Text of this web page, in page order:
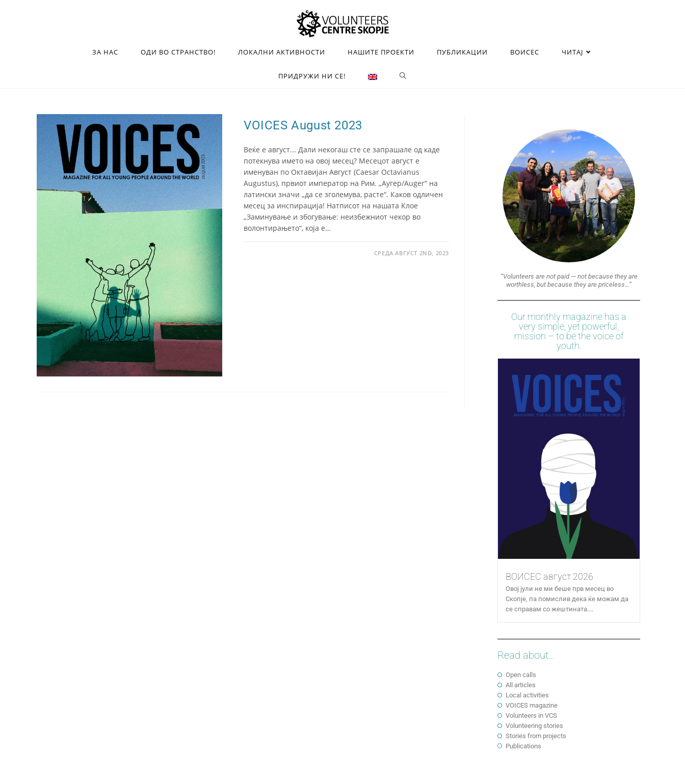
ЗА НАС ОДИ ВО СТРАНСТВО! ЛОКАЛНИ АКТИВНОСТИ НАШИТЕ ПРОЕКТИ ПУБЛИКАЦИИ ВОИСЕС ЧИТАЈ
ПРИДРУЖИ НИ СЕ!
VOICES August 2023
Веќе е август... Дали некогаш сте се запрашале од каде
потекнува името на овој месец? Месецот август е
именуван по Октавијан Август (Caesar Octavianus
Augustus), првиот император на Рим. „Аугер/Auger“ на
латински значи „да се зголемува, расте“. Каков одличен
месец за инспирација! Натписот на нашата Клое
„Заминување и збогување: неизбежниот чекор во
волонтирањето“, која е…
СРЕДА АВГУСТ 2ND, 2023
“Volunteers are not paid — not because they are
worthless, but because they are priceless…”
Our monthly magazine has a
very simple, yet powerful,
mission – to be the voice of
youth.
ВОИСЕС август 2026
Овој јули не ми беше прв месец во
Скопје, па помислив дека ќе можам да
се справам со жештината....
Read about...
Open calls
All articles
Local activities
VOICES magazine
Volunteers in VCS
Volunteering stories
Stories from projects
Publications